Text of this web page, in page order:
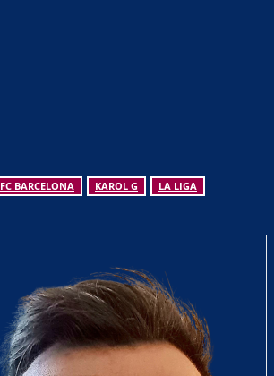
FC BARCELONA KAROL G
LA LIGA